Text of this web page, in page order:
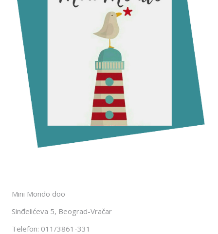
Mini Mondo doo
Sinđelićeva 5, Beograd-Vračar
Telefon: 011/3861-331